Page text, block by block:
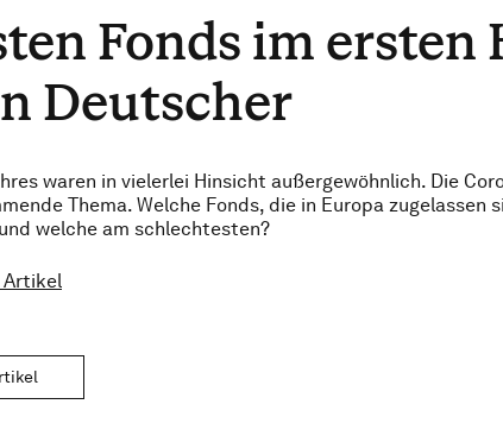
Fonds im ersten
Deutscher
waren in vielerlei Hinsicht außergewöhnlich. Die
Thema. Welche Fonds, die in Europa zugelassen
welche am schlechtesten?
Artikel